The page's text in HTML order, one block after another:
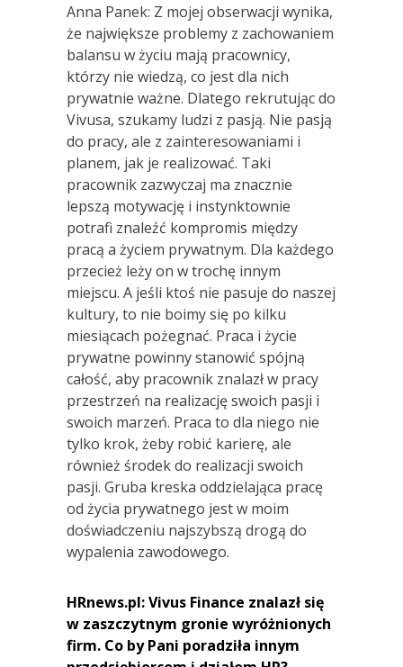
Anna Panek: Z mojej obserwacji wynika,
że największe problemy z zachowaniem
balansu w życiu mają pracownicy,
którzy nie wiedzą, co jest dla nich
prywatnie ważne. Dlatego rekrutując do
Vivusa, szukamy ludzi z pasją. Nie pasją
do pracy, ale z zainteresowaniami i
planem, jak je realizować. Taki
pracownik zazwyczaj ma znacznie
lepszą motywację i instynktownie
potrafi znaleźć kompromis między
pracą a życiem prywatnym. Dla każdego
przecież leży on w trochę innym
miejscu. A jeśli ktoś nie pasuje do naszej
kultury, to nie boimy się po kilku
miesiącach pożegnać. Praca i życie
prywatne powinny stanowić spójną
całość, aby pracownik znalazł w pracy
przestrzeń na realizację swoich pasji i
swoich marzeń. Praca to dla niego nie
tylko krok, żeby robić karierę, ale
również środek do realizacji swoich
pasji. Gruba kreska oddzielająca pracę
od życia prywatnego jest w moim
doświadczeniu najszybszą drogą do
wypalenia zawodowego.
HRnews.pl: Vivus Finance znalazł się
w zaszczytnym gronie wyróżnionych
firm. Co by Pani poradziła innym